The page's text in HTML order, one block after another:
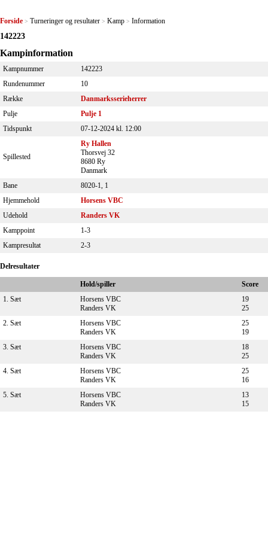
Forside > Turneringer og resultater > Kamp > Information
142223
Kampinformation
Kampnummer
142223
Rundenummer
10
Række
Danmarksserieherrer
Pulje
Pulje 1
Tidspunkt
07-12-2024 kl. 12:00
Spillested
Ry Hallen
Thorsvej 32
8680 Ry
Danmark
Bane
8020-1, 1
Hjemmehold
Horsens VBC
Udehold
Randers VK
Kamppoint
1-3
Kampresultat
2-3
Delresultater
Hold/spiller Score
1. Sæt
Horsens VBC
Randers VK
19
25
2. Sæt
Horsens VBC
Randers VK
25
19
3. Sæt
Horsens VBC
Randers VK
18
25
4. Sæt
Horsens VBC
Randers VK
25
16
5. Sæt
Horsens VBC
Randers VK
13
15